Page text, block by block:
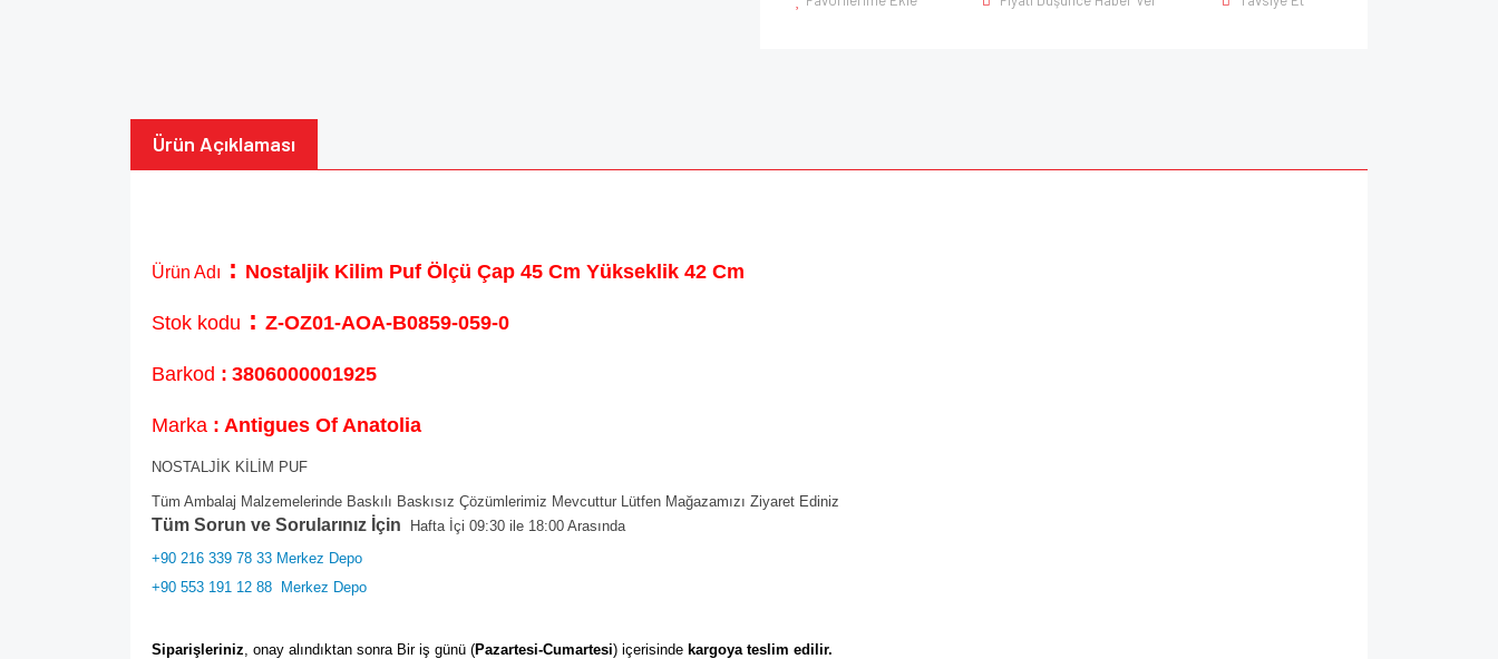
Ürün Açıklaması
Ürün Adı : Nostaljik Kilim Puf Ölçü Çap 45 Cm Yükseklik 42 Cm
Stok kodu : Z-OZ01-AOA-B0859-059-0
Barkod : 3806000001925
Marka : Antigues Of Anatolia
NOSTALJİK KİLİM PUF
Tüm Ambalaj Malzemelerinde Baskılı Baskısız Çözümlerimiz Mevcuttur Lütfen Mağazamızı Ziyaret Ediniz
Tüm Sorun ve Sorularınız İçin Hafta İçi 09:30 ile 18:00 Arasında
+90 216 339 78 33 Merkez Depo
+90 553 191 12 88 Merkez Depo
Siparişleriniz, onay alındıktan sonra Bir iş günü (Pazartesi-Cumartesi) içerisinde kargoya teslim edilir.